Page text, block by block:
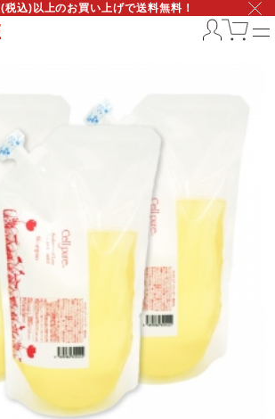
込)以上のお買い上げで送料無料！